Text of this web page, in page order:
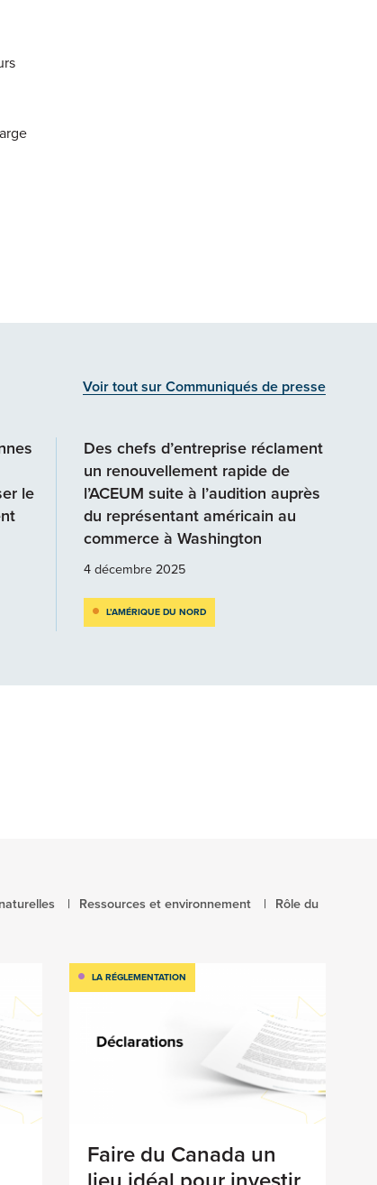
Voir tout sur Communiqués de presse
le
Des chefs d’entreprise réclament
un renouvellement rapide de
l’ACEUM suite à l’audition auprès
du représentant américain au
commerce à Washington
4 décembre 2025
L’AMÉRIQUE DU NORD
Ressources et environnement
Rôle du
LA RÉGLEMENTATION
Faire du Canada un